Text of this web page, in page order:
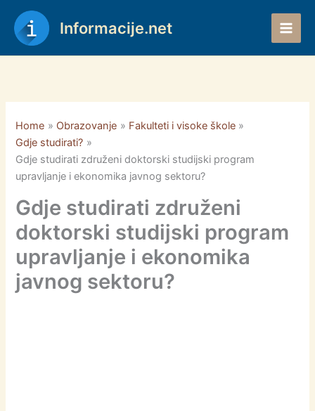
content
Informacije.net
Home Obrazovanje
Fakulteti i visoke škole
Gdje studirati?
Gdje studirati združeni doktorski studijski program
upravljanje i ekonomika javnog sektoru?
Gdje studirati združeni
doktorski studijski program
upravljanje i ekonomika
javnog sektoru?